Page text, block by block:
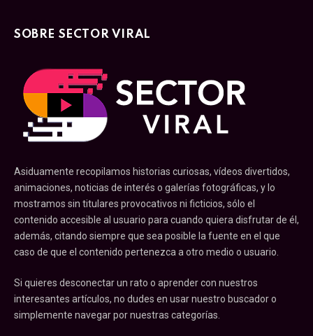
SOBRE SECTOR VIRAL
Asiduamente recopilamos historias curiosas, vídeos divertidos,
animaciones, noticias de interés o galerías fotográficas, y lo
mostramos sin titulares provocativos ni ficticios, sólo el
contenido accesible al usuario para cuando quiera disfrutar de él,
además, citando siempre que sea posible la fuente en el que
caso de que el contenido pertenezca a otro medio o usuario.
Si quieres desconectar un rato o aprender con nuestros
interesantes artículos, no dudes en usar nuestro buscador o
simplemente navegar por nuestras categorías.